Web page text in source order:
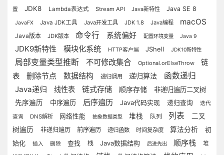
置 JDK8 Lambda表达式 Stream API Java新特性 Java SE 8
JavaFX Java JDK工具 Java开发工具 JDK 1.8 Java编程 macOS
Java版本 JDK版本 命令行 系统偏好 配置环境变量 Java 9
JDK9新特性 模块化系统 HTTP客户端 JShell JDK10新特性
局部变量类型推断 不可修改集合 Optional.orElseThrow
链
表
删除节点 数据结构 递归调用 递归算法
函数递归
Java递归
线性表 链式存储 顺序存储
非递归遍历二叉树
先序遍历
中序遍历 后序遍历 Java代码实现 递归查询 迭代
查询 DNS解析 网络性能 抽象数据类型 堆栈 队列 列表
二叉
树遍历
非递归遍历 前序遍历 递归函数 时间复杂度 算法分析
初
始化
插入 删除 查找 栈 Java数据结构 后进先出 顺序栈
堆